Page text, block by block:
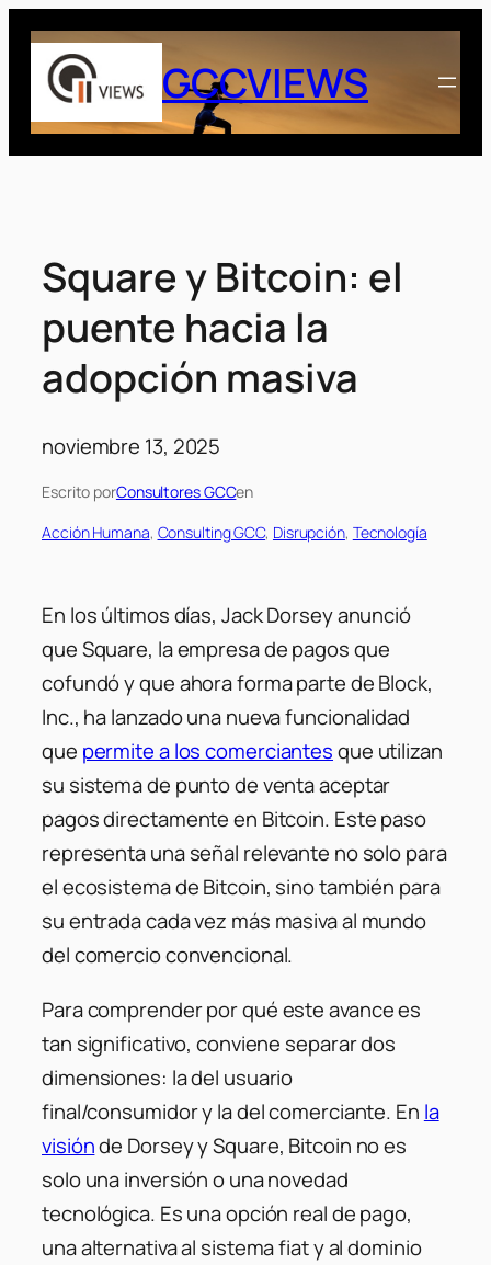
Saltar
contenido
GCCVIEWS
Square y Bitcoin: el
puente hacia la
adopción masiva
noviembre 13, 2025
Escrito porConsultores GCCen
Acción Humana, Consulting GCC, Disrupción, Tecnología
En los últimos días, Jack Dorsey anunció
que Square, la empresa de pagos que
cofundó y que ahora forma parte de Block,
Inc., ha lanzado una nueva funcionalidad
que permite a los comerciantesque utilizan
su sistema de punto de venta aceptar
pagos directamente en Bitcoin. Este paso
representa una señal relevante no solo para
el ecosistema de Bitcoin, sino también para
su entrada cada vez más masiva al mundo
del comercio convencional.
Para comprender por qué este avance es
tan significativo, conviene separar dos
dimensiones: la del usuario
final/consumidor y la del comerciante. En la
visiónde Dorsey y Square, Bitcoin no es
solo una inversión o una novedad
tecnológica. Es una opción real de pago,
una alternativa al sistema fiat y al dominio